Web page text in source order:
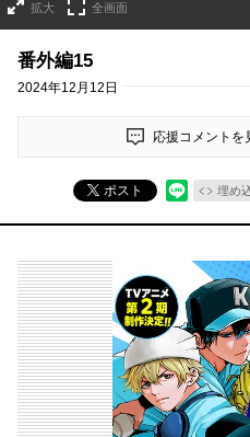
拡大 全画面
番外編15
2024年12月12日
応援コメントを
ポスト 埋め